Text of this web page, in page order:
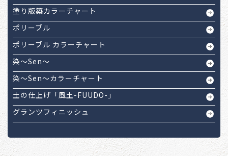
塗り版築カラーチャート
ポリーブル
ポリーブル カラーチャート
染～Sen～
染～Sen～カラーチャート
土の仕上げ「風土-FUUDO-」
グランツフィニッシュ